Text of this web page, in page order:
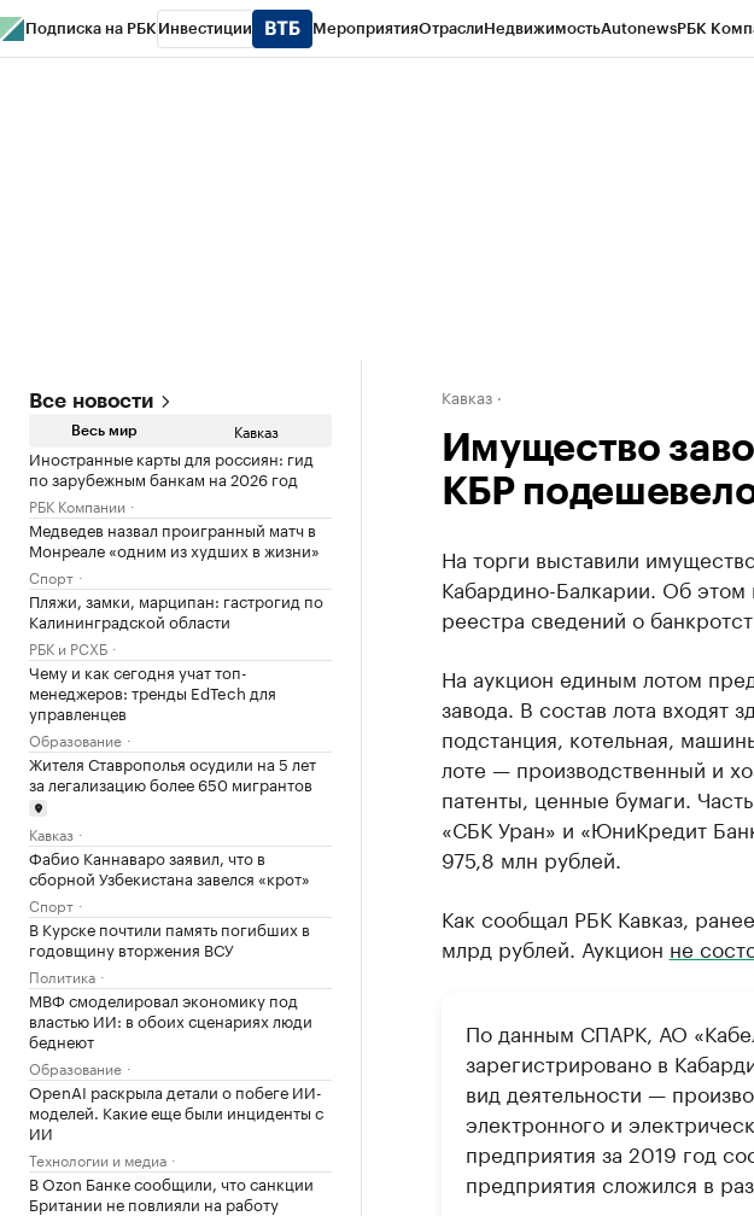
Подписка на РБК Инвестиции МероприятияОтраслиНедвижимостьAutonewsРБК
Все новости
Весь мир Кавказ
Иностранные карты для россиян: гид
по зарубежным банкам на 2026 год
РБК Компании
Медведев назвал проигранный матч в
Монреале «одним из худших в жизни»
Спорт
Пляжи, замки, марципан: гастрогид по
Калининградской области
РБК и РСХБ
Чему и как сегодня учат топ-
менеджеров: тренды EdTech для
управленцев
Образование
Жителя Ставрополья осудили на 5 лет
за легализацию более 650 мигрантов
Кавказ
Фабио Каннаваро заявил, что в
сборной Узбекистана завелся «крот»
Спорт
В Курске почтили память погибших в
годовщину вторжения ВСУ
Политика
МВФ смоделировал экономику под
властью ИИ: в обоих сценариях люди
беднеют
Образование
OpenAI раскрыла детали о побеге ИИ-
моделей. Какие еще были инциденты с
ИИ
Технологии и медиа
В Ozon Банке сообщили, что санкции
Британии не повлияли на работу
Кавказ
Имущество
КБР
На торги выставили
Кабардино-Балкарии. Об этом
реестра сведений о
На аукцион единым лотом
завода. В состав лота входят
подстанция, котельная,
лоте — производственный и
патенты, ценные бумаги.
«СБК Уран» и «ЮниКредит
975,8 млн рублей.
Как сообщал РБК Кавказ,
млрд рублей. Аукцион не
По данным СПАРК, АО
зарегистрировано в
вид деятельности —
электронного и
предприятия за 2019 год
предприятия сложился в